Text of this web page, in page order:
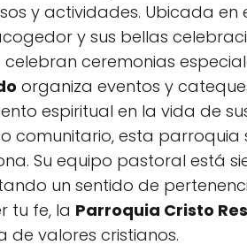
y actividades. Ubicada
y sus bellas
ceremonias
organiza eventos y
espiritual en la vida de
comunitario, esta
Su equipo pastoral está
un sentido de
tu fe, la Parroquia Cristo
de valores cristianos.